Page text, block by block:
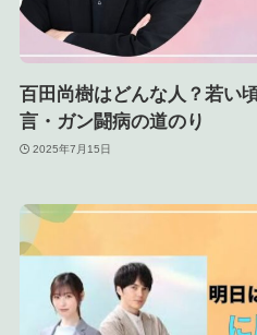
百田尚樹はどんな人？若い
言・ガン闘病の道のり
2025年7月15日